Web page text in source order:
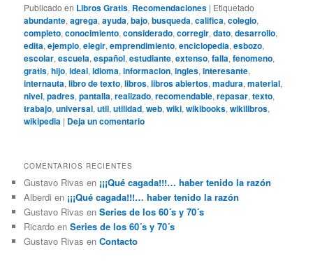
Publicado en Libros Gratis, Recomendaciones | Etiquetado
abundante,agrega,ayuda,bajo,busqueda,califica,colegio,
completo,conocimiento,considerado,corregir,dato,desarrollo,
edita,ejemplo,elegir,emprendimiento,enciclopedia,esbozo,
escolar,escuela,español,estudiante,extenso,falla,fenomeno,
gratis,hijo,ideal,idioma,informacion,ingles,interesante,
internauta,libro de texto,libros,libros abiertos,madura,material,
nivel,padres,pantalla,realizado,recomendable,repasar,texto,
trabajo,universal,util,utilidad,web,wiki,wikibooks,wikilibros,
wikipedia | Deja un comentario
COMENTARIOS RECIENTES
Gustavo Rivas en ¡¡¡Qué cagada!!!… haber tenido la razón
Alberdi en ¡¡¡Qué cagada!!!… haber tenido la razón
Gustavo Rivas enSeries de los 60´s y 70´s
Ricardo enSeries de los 60´s y 70´s
Gustavo Rivas enContacto